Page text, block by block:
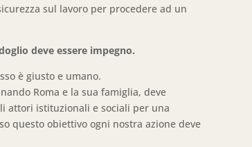
sul lavoro per procedere ad un
deve essere impegno.
è giusto e umano.
Roma e la sua famiglia, deve
attori istituzionali e sociali per una
questo obiettivo ogni nostra azione deve